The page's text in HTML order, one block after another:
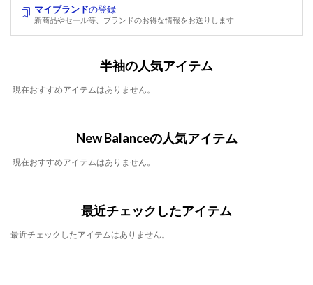
マイブランドの登録
新商品やセール等、ブランドのお得な情報をお送りします
半袖の人気アイテム
現在おすすめアイテムはありません。
New Balanceの人気アイテム
現在おすすめアイテムはありません。
最近チェックしたアイテム
最近チェックしたアイテムはありません。